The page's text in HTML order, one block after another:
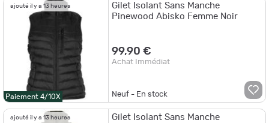
ajouté il y a 13 heures
Paiement 4/10X
Gilet Isolant Sans Manche
Pinewood Abisko Femme Noir
99,90 €
Achat Immédiat
Neuf - En stock
ajouté il y a 13 heures
Gilet Isolant Sans Manche